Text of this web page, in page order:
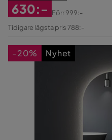
Rabatterat
630:-
Original
Förr999:-
Tidigare lägsta pris 788:-
-20% Nyhet